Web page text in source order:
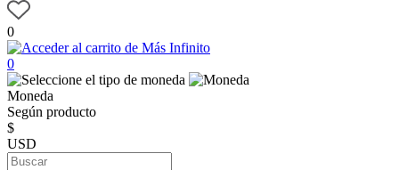
0
0
Moneda
Según producto
$
USD